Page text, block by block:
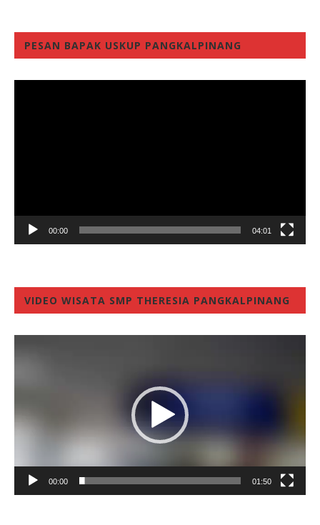
PESAN BAPAK USKUP PANGKALPINANG
00:00 04:01
VIDEO WISATA SMP THERESIA PANGKALPINANG
00:00 01:50